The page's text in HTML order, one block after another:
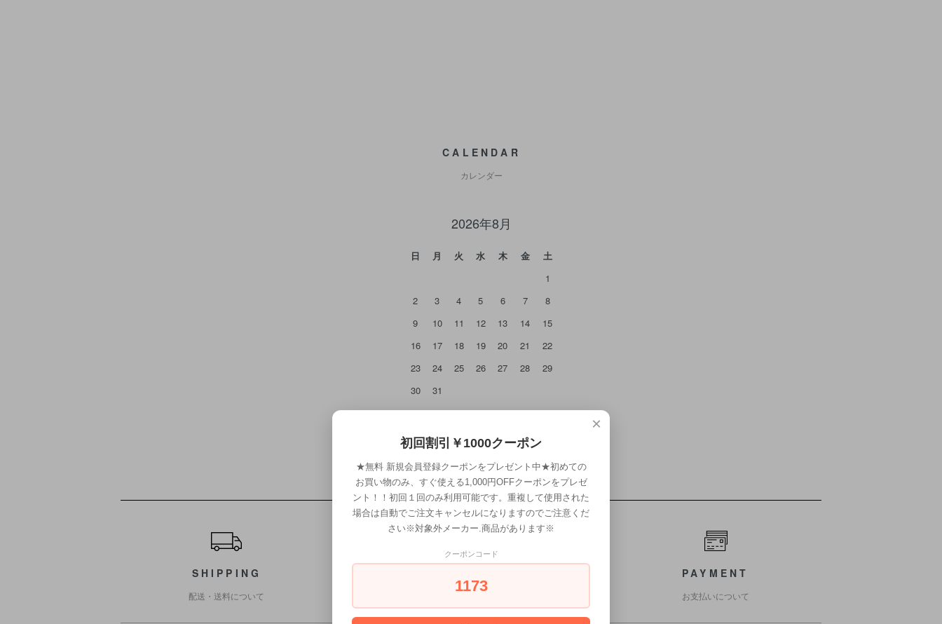
CALENDAR
カレンダー
2026年8月
日 月 火 水 木 金
土
1
2
3 4 5 6 7
8
9
10 11 12 13 14
15
16
17 18 19 20 21
22
23
24 25 26 27 28
29
30
31
SHIPPING
配送・送料について
PAYMENT
お支払いについて
×
初回割引￥1000クーポン
★無料 新規会員登録クーポンをプレゼント中★初めての
お買い物のみ、すぐ使える1,000円OFFクーポンをプレゼ
ント！！初回１回のみ利用可能です。重複して使用された
場合は自動でご注文キャンセルになりますのでご注意くだ
さい※対象外メーカー.商品があります※
クーポンコード
1173